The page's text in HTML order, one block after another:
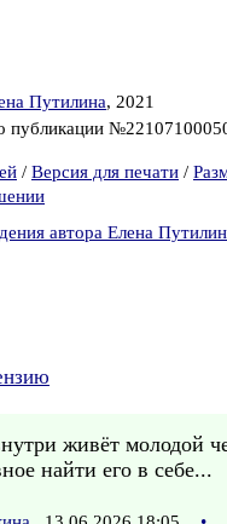
Путилина, 2021
публикации
/ Версия для печати /
автора Елена
живёт молодой
найти его в себе...